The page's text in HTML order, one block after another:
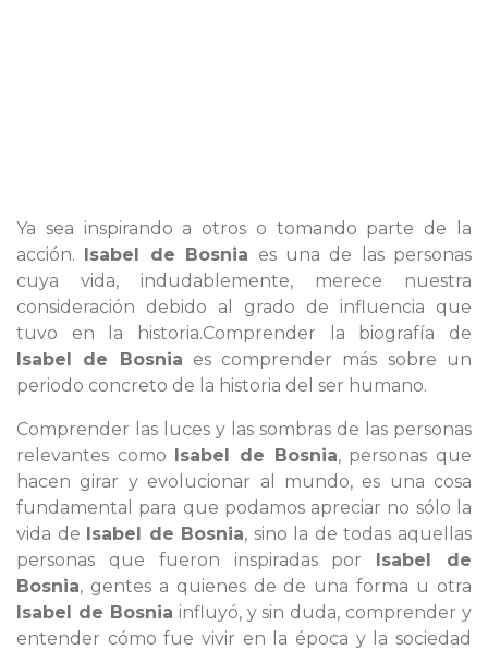
Ya sea inspirando a otros o tomando parte de la
acción. Isabel de Bosnia es una de las personas
cuya vida, indudablemente, merece nuestra
consideración debido al grado de influencia que
tuvo en la historia.Comprender la biografía de
Isabel de Bosnia es comprender más sobre un
periodo concreto de la historia del ser humano.
Comprender las luces y las sombras de las personas
relevantes como Isabel de Bosnia, personas que
hacen girar y evolucionar al mundo, es una cosa
fundamental para que podamos apreciar no sólo la
vida de Isabel de Bosnia, sino la de todas aquellas
personas que fueron inspiradas por Isabel de
Bosnia, gentes a quienes de de una forma u otra
Isabel de Bosnia influyó, y sin duda, comprender y
entender cómo fue vivir en la época y la sociedad